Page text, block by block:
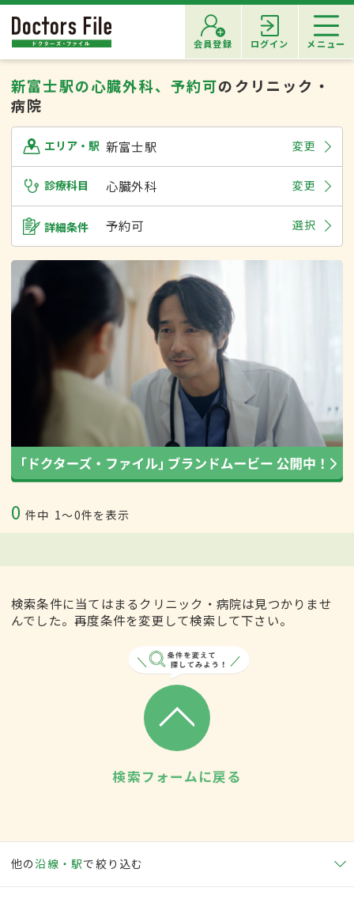
会員登録 ログイン メニュー
新富士駅の心臓外科、予約可のクリニック・
病院
エリア・駅 新富士駅 変更
診療科目 心臓外科 変更
詳細条件 予約可 選択
0 件中 1〜0件を表示
検索条件に当てはまるクリニック・病院は見つかりませ
んでした。再度条件を変更して検索して下さい。
検索フォームに戻る
他の沿線・駅で絞り込む